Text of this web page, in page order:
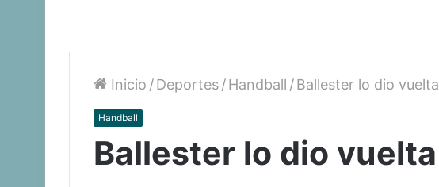
Inicio /Deportes/Handball /Ballester lo dio vuelta
Handball
Ballester lo dio vuelta